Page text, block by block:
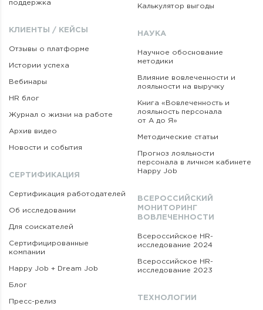
поддержка
КЛИЕНТЫ / КЕЙСЫ
Отзывы о платформе
Истории успеха
Вебинары
HR блог
Журнал о жизни на работе
Архив видео
Новости и события
СЕРТИФИКАЦИЯ
Сертификация работодателей
Об исследовании
Для соискателей
Сертифицированные
компании
Happy Job + Dream Job
Блог
Пресс-релиз
Калькулятор выгоды
НАУКА
Научное обоснование
методики
Влияние вовлеченности и
лояльности на выручку
Книга «Вовлеченность и
лояльность персонала
от А до Я»
Методические статьи
Прогноз лояльности
персонала в личном кабинете
Happy Job
ВСЕРОССИЙСКИЙ
МОНИТОРИНГ
ВОВЛЕЧЕННОСТИ
Всероссийское HR-
исследование 2024
Всероссийское HR-
исследование 2023
ТЕХНОЛОГИИ